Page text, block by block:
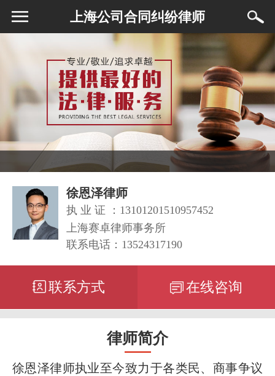
上海公司合同纠纷律师
徐恩泽律师
执 业 证 ：13101201510957452
上海赛卓律师事务所
联系电话： 13524317190
联系方式 在线咨询
律师简介
徐恩泽律师执业至今致力于各类民、商事争议